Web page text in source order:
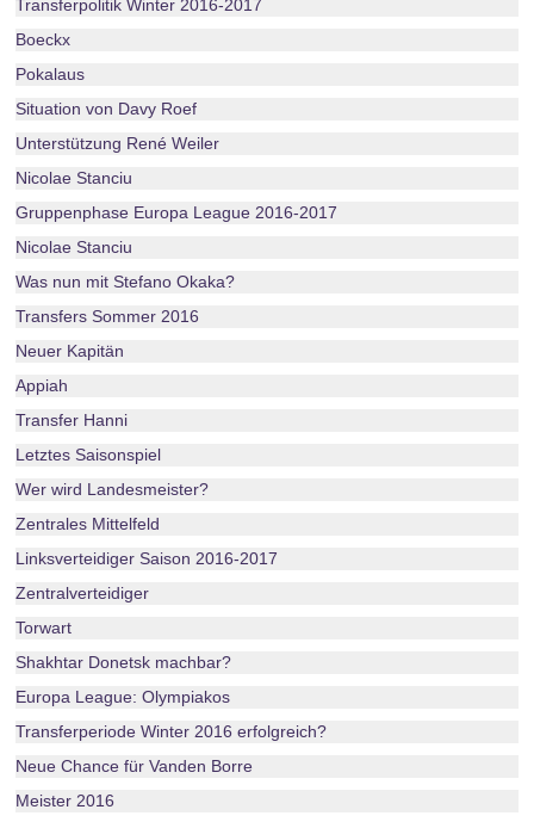
Transferpolitik Winter 2016-2017
Boeckx
Pokalaus
Situation von Davy Roef
Unterstützung René Weiler
Nicolae Stanciu
Gruppenphase Europa League 2016-2017
Nicolae Stanciu
Was nun mit Stefano Okaka?
Transfers Sommer 2016
Neuer Kapitän
Appiah
Transfer Hanni
Letztes Saisonspiel
Wer wird Landesmeister?
Zentrales Mittelfeld
Linksverteidiger Saison 2016-2017
Zentralverteidiger
Torwart
Shakhtar Donetsk machbar?
Europa League: Olympiakos
Transferperiode Winter 2016 erfolgreich?
Neue Chance für Vanden Borre
Meister 2016